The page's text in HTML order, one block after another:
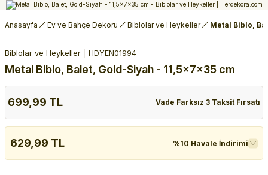
Anasayfa Ev ve Bahçe Dekoru Biblolar ve Heykeller Metal Biblo,
Biblolar ve Heykeller HDYEN01994
Metal Biblo, Balet, Gold-Siyah - 11,5x7x35 cm
699,99 TL Vade Farksız 3 Taksit Fırsatı
629,99 TL %10 Havale İndirimi